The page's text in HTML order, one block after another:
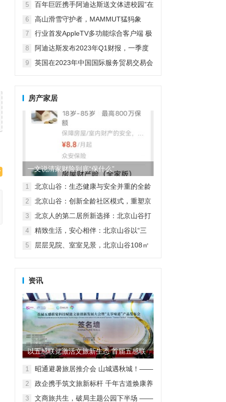
5
百年巨匠携手阿迪达斯送文体进校园”在
6 高山滑雪守护者，MAMMUT猛犸象
7
行业首发AppleTV多功能综合客户端 极
8
阿迪达斯发布2023年Q1财报，一季度
9
英国在2023年中国国际服务贸易交易会
房产家居
一文说清家财险到底“保什么”
1
北京山谷：生态健康与安全并重的全龄
2
北京山谷：创新全龄社区模式，重塑京
3
北京人的第二居所新选择：北京山谷打
4
精致生活，安心相伴：北京山谷以“三
5
层层见院、室室见景，北京山谷108㎡
资讯
以五感联觉激活文旅新生态 首届五感联
觉科技赋能文旅创新发展大...
1
昭通避暑旅居推介会 山城遇秋城！——
2
政企携手筑文旅新标杆 千年古道焕康养
3 文商旅共生，破局主题公园下半场 ——